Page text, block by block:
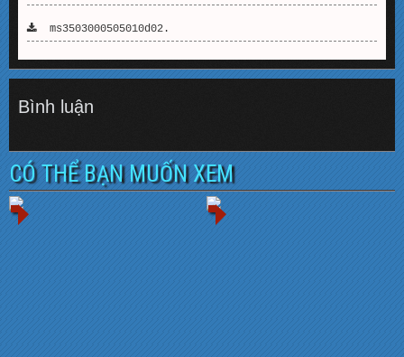
ms3503000505010d02.
Bình luận
CÓ THỂ BẠN MUỐN XEM